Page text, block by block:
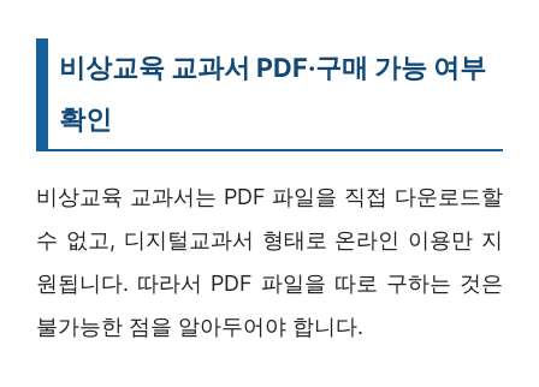
비상교육 교과서 PDF·구매 가능 여부
확인
비상교육 교과서는 PDF 파일을 직접 다운로드할
수 없고, 디지털교과서 형태로 온라인 이용만 지
원됩니다. 따라서 PDF 파일을 따로 구하는 것은
불가능한 점을 알아두어야 합니다.